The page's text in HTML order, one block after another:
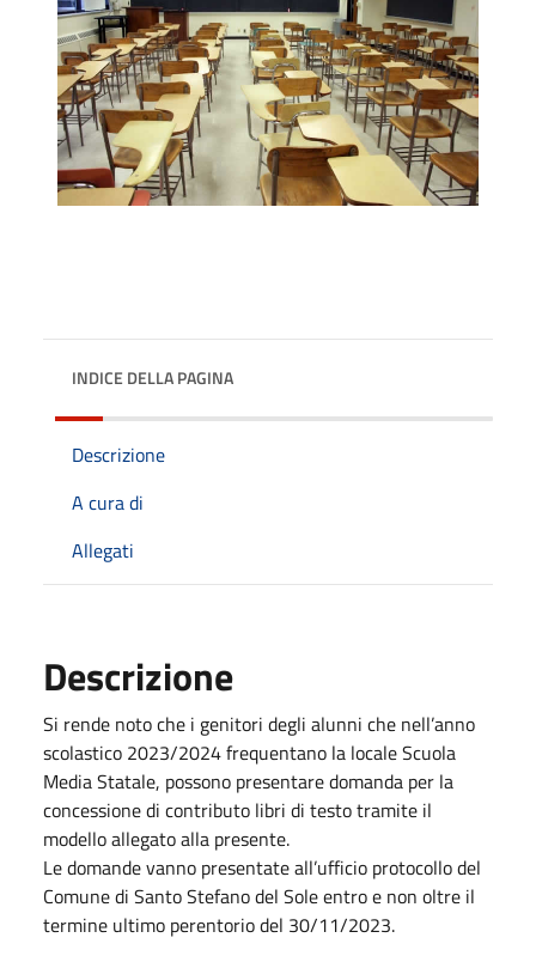
INDICE DELLA PAGINA
Descrizione
A cura di
Allegati
Descrizione
Si rende noto che i genitori degli alunni che nell’anno
scolastico 2023/2024 frequentano la locale Scuola
Media Statale, possono presentare domanda per la
concessione di contributo libri di testo tramite il
modello allegato alla presente.
Le domande vanno presentate all’ufficio protocollo del
Comune di Santo Stefano del Sole entro e non oltre il
termine ultimo perentorio del 30/11/2023.